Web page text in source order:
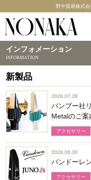
野中貿易株式
インフォメーション
INFORMATION
新製品
2026.07.28
バンブー社
Metalのご案
アクセサリー
2026.06.30
バンドーレ
アクセサリー